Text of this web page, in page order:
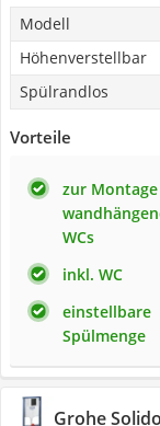
Modell
Höhenverstellbar
Spülrandlos
Vorteile
zur
WCs
inkl. WC
einstellbare
Spülmenge
Grohe